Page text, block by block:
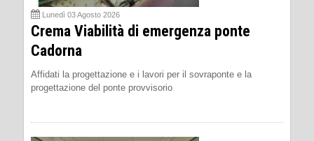
Lunedì 03 Agosto 2026
Crema Viabilità di emergenza ponte
Cadorna
Affidati la progettazione e i lavori per il sovraponte e la
progettazione del ponte provvisorio